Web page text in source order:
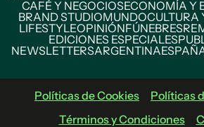
CAFÉ Y NEGOCIOSECONOMÍA Y
BRAND STUDIOMUNDOCULTURA
LIFESTYLEOPINIÓNFÚNEBRES
EDICIONES ESPECIALES
NEWSLETTERSARGENTINA
Políticas de Cookies
Políticas
Términos y Condiciones